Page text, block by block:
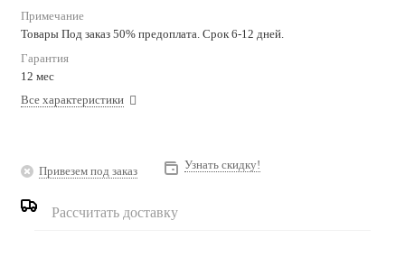
Примечание
Товары Под заказ 50% предоплата. Срок 6-12 дней.
Гарантия
12 мес
Все характеристики
Привезем под заказ Узнать скидку!
Рассчитать доставку